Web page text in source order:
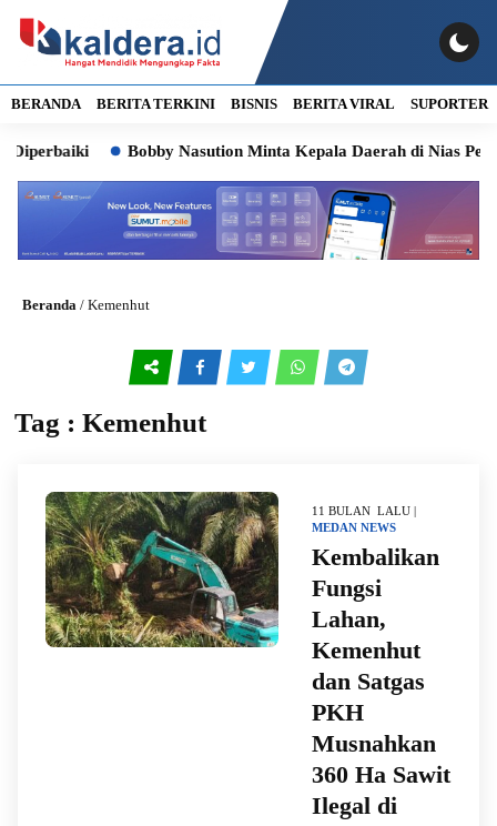
BERANDA BERITA TERKINI BISNIS BERITA VIRAL SUPORTER
Bobby Nasution Minta Kepala Daerah di Nias
Beranda / Kemenhut
Tag : Kemenhut
11 BULAN LALU |
MEDAN NEWS
Kembalikan
Fungsi
Lahan,
Kemenhut
dan Satgas
PKH
Musnahkan
360 Ha Sawit
Ilegal di